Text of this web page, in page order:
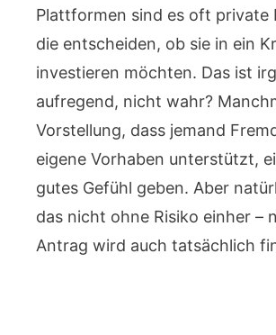
Plattformen sind es oft private
die entscheiden, ob sie in ein
investieren möchten. Das ist
aufregend, nicht wahr?
Vorstellung, dass jemand
eigene Vorhaben unterstützt,
gutes Gefühl geben. Aber
das nicht ohne Risiko einher –
Antrag wird auch tatsächlich